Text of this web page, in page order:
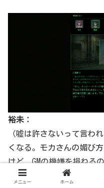
裕未：
（嘘は許さないって言わ
くなる。モカさんの媚び
けど、GMの機嫌を損ねる
のは誰かを冷静に見極め
メニュー ホーム